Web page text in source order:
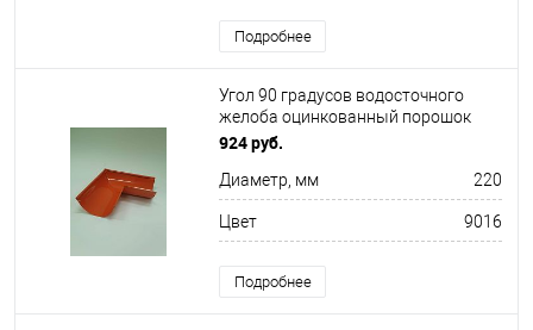
Подробнее
Угол 90 градусов водосточного
желоба оцинкованный порошок
ф220х400х400мм RAL 9016
924 руб.
Диаметр, мм 220
Цвет 9016
Подробнее